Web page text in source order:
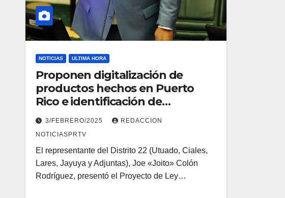
NOTICIAS ULTIMA HORA
Proponen digitalización de
productos hechos en Puerto
Rico e identificación de
agricultores bonafide
3/FEBRERO/2025
REDACCION
NOTICIASPRTV
El representante del Distrito 22 (Utuado, Ciales,
Lares, Jayuya y Adjuntas), Joe «Joito» Colón
Rodríguez, presentó el Proyecto de Ley…